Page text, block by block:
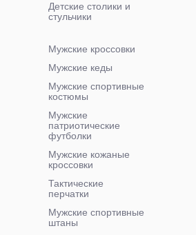
Детские столики и
стульчики
Мужские кроссовки
Мужские кеды
Мужские спортивные
костюмы
Мужские
патриотические
футболки
Мужские кожаные
кроссовки
Тактические
перчатки
Мужские спортивные
штаны